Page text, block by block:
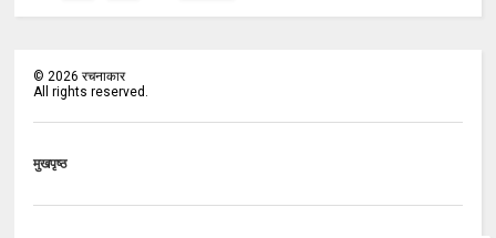
©2026 रचनाकार
All rights reserved.
मुखपृष्ठ